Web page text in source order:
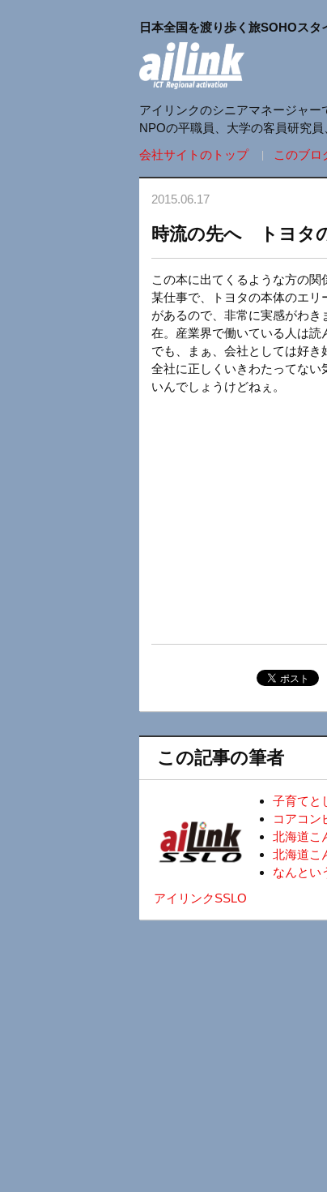
日本全国を渡り歩く旅SOHOス
アイリンクのシニアマネージャ
NPOの平職員、大学の客員研究
会社サイトのトップ
このブロ
2015.06.17
時流の先へ トヨタ
この本に出てくるような方の関
某仕事で、トヨタの本体のエ
があるので、非常に実感がわ
在。産業界で働いている人は読
でも、まぁ、会社としては好
全社に正しくいきわたってな
いんでしょうけどねぇ。
この記事の筆者
アイリンクSSLO
子育てと
コアコン
北海道こ
北海道こ
なんとい